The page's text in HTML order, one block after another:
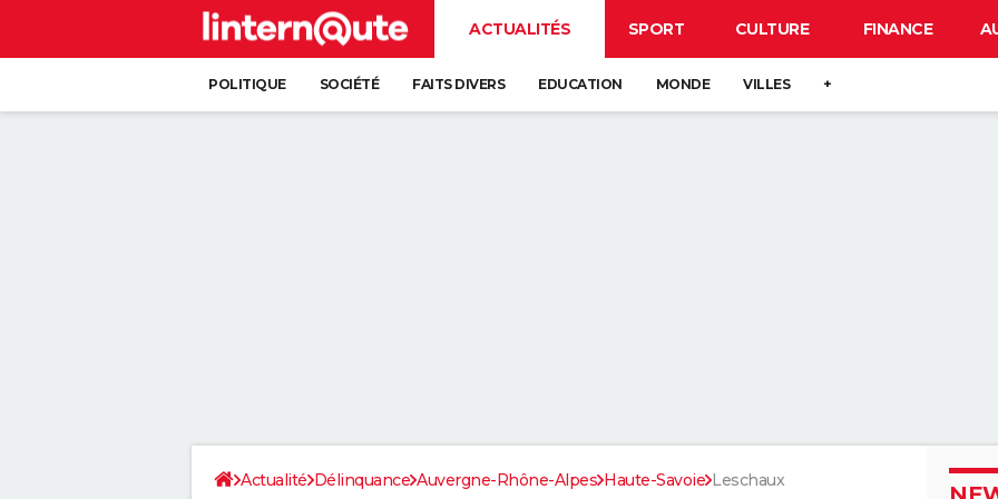
ACTUALITÉS SPORT CULTURE FINANCE
POLITIQUE SOCIÉTÉ FAITS DIVERS EDUCATION MONDE VILLES +
Actualité Délinquance Auvergne-Rhône-Alpes Haute-Savoie Leschaux